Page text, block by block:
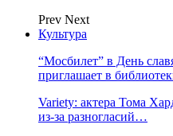
Prev Next
Культура
“Мосбилет” в День
приглашает в
Variety: актера Тома
из-за разногласий…